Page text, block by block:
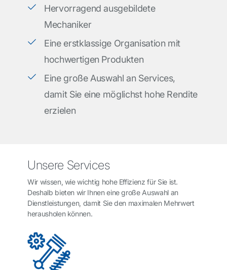
Hervorragend ausgebildete
Mechaniker
Eine erstklassige Organisation mit
hochwertigen Produkten
Eine große Auswahl an Services,
damit Sie eine möglichst hohe Rendite
erzielen
Unsere Services
Wir wissen, wie wichtig hohe Effizienz für Sie ist.
Deshalb bieten wir Ihnen eine große Auswahl an
Dienstleistungen, damit Sie den maximalen Mehrwert
herausholen können.